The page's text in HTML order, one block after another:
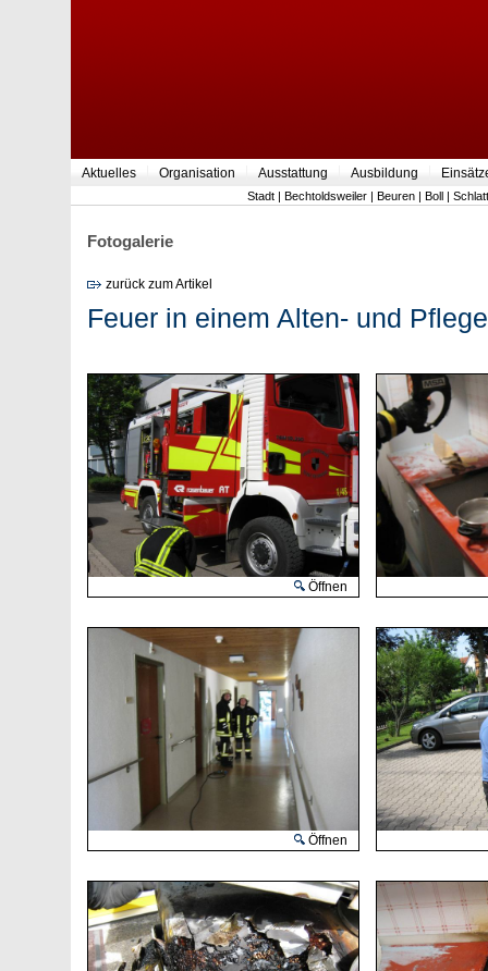
Aktuelles Organisation Ausstattung Ausbildung
Stadt | Bechtoldsweiler | Beuren | Boll | Schlatt
Fotogalerie
zurück zum Artikel
Feuer in einem Alten- und
Öffnen
Öffnen